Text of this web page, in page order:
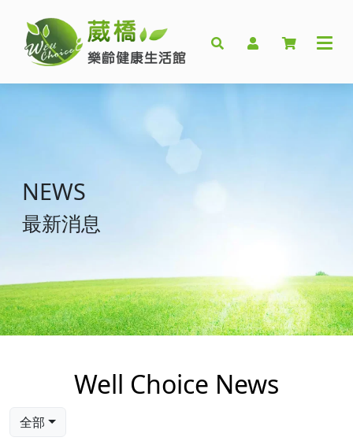
NEWS
最新消息
Well Choice News
全部